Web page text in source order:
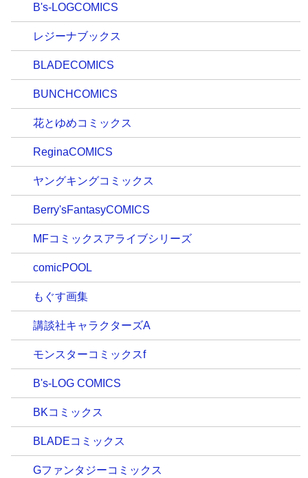
B's-LOGCOMICS
レジーナブックス
BLADECOMICS
BUNCHCOMICS
花とゆめコミックス
ReginaCOMICS
ヤングキングコミックス
Berry'sFantasyCOMICS
MFコミックスアライブシリーズ
comicPOOL
もぐす画集
講談社キャラクターズA
モンスターコミックスf
B's-LOG COMICS
BKコミックス
BLADEコミックス
Gファンタジーコミックス